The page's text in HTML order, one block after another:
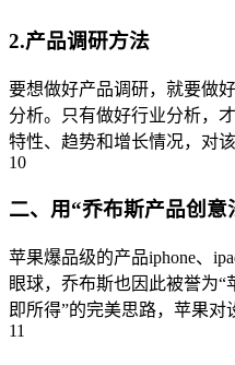
2.产品调研方法
要想做好产品调研，就要做
分析。只有做好行业分析，
特性、趋势和增长情况，对
10
二、用“乔布斯产品创意
苹果爆品级的产品iphone、
眼球，乔布斯也因此被誉为“
即所得”的完美思路，苹果对
11